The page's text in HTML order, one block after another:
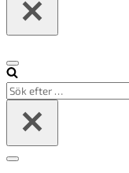
Navigeringsmeny
Sök
efter
Navigeringsmeny